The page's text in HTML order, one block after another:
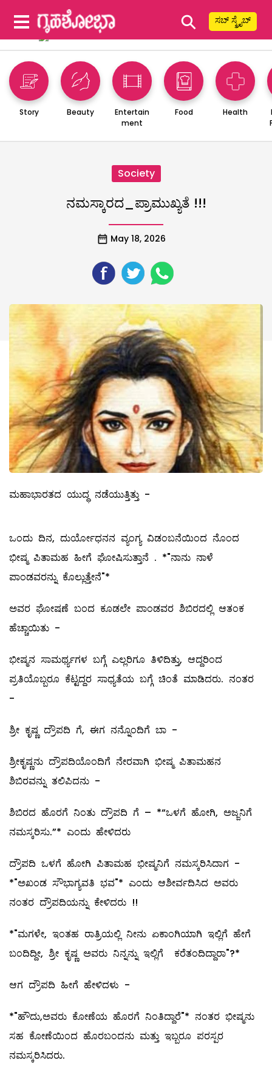
⚲ ಸಬ್ ಸ್ಕ್ರೈಬ್
Story Beauty
Entertain
ment
Food Health
Society
ನಮಸ್ಕಾರದ_ಪ್ರಾಮುಖ್ಯತೆ !!!
May 18, 2026
ಮಹಾಭಾರತದ ಯುದ್ಧ ನಡೆಯುತ್ತಿತ್ತು -
ಒಂದು ದಿನ, ದುರ್ಯೋಧನನ ವ್ಯಂಗ್ಯ ವಿಡಂಬನೆಯಿಂದ ನೊಂದ
ಭೀಷ್ಮ ಪಿತಾಮಹ ಹೀಗೆ ಘೋಷಿಸುತ್ತಾನೆ . *"ನಾನು ನಾಳೆ
ಪಾಂಡವರನ್ನು ಕೊಲ್ಲುತ್ತೇನೆ"*
ಅವರ ಘೋಷಣೆ ಬಂದ ಕೂಡಲೇ ಪಾಂಡವರ ಶಿಬಿರದಲ್ಲಿ ಆತಂಕ
ಹೆಚ್ಚಾಯಿತು -
ಭೀಷ್ಮನ ಸಾಮರ್ಥ್ಯಗಳ ಬಗ್ಗೆ ಎಲ್ಲರಿಗೂ ತಿಳಿದಿತ್ತು, ಆದ್ದರಿಂದ
ಪ್ರತಿಯೊಬ್ಬರೂ ಕೆಟ್ಟದ್ದರ ಸಾಧ್ಯತೆಯ ಬಗ್ಗೆ ಚಿಂತೆ ಮಾಡಿದರು. ನಂತರ
-
ಶ್ರೀ ಕೃಷ್ಣ ದ್ರೌಪದಿ ಗೆ, ಈಗ ನನ್ನೊಂದಿಗೆ ಬಾ -
ಶ್ರೀಕೃಷ್ಣನು ದ್ರೌಪದಿಯೊಂದಿಗೆ ನೇರವಾಗಿ ಭೀಷ್ಮ ಪಿತಾಮಹನ
ಶಿಬಿರವನ್ನು ತಲಿಪಿದನು -
ಶಿಬಿರದ ಹೊರಗೆ ನಿಂತು ದ್ರೌಪದಿ ಗೆ – *“ಒಳಗೆ ಹೋಗಿ, ಅಜ್ಜನಿಗೆ
ನಮಸ್ಕರಿಸು.”* ಎಂದು ಹೇಳಿದರು
ದ್ರೌಪದಿ ಒಳಗೆ ಹೋಗಿ ಪಿತಾಮಹ ಭೀಷ್ಮನಿಗೆ ನಮಸ್ಕರಿಸಿದಾಗ -
*"ಅಖಂಡ ಸೌಭಾಗ್ಯವತಿ ಭವ"* ಎಂದು ಆಶೀರ್ವದಿಸಿದ ಅವರು
ನಂತರ ದ್ರೌಪದಿಯನ್ನು ಕೇಳಿದರು !!
*"ಮಗಳೇ, ಇಂತಹ ರಾತ್ರಿಯಲ್ಲಿ ನೀನು ಏಕಾಂಗಿಯಾಗಿ ಇಲ್ಲಿಗೆ ಹೇಗೆ
ಬಂದಿದ್ದೀ, ಶ್ರೀ ಕೃಷ್ಣ ಅವರು ನಿನ್ನನ್ನು ಇಲ್ಲಿಗೆ ಕರೆತಂದಿದ್ದಾರಾ"?*
ಆಗ ದ್ರೌಪದಿ ಹೀಗೆ ಹೇಳಿದಳು -
*"ಹೌದು,ಅವರು ಕೋಣೆಯ ಹೊರಗೆ ನಿಂತಿದ್ದಾರೆ"* ನಂತರ ಭೀಷ್ಮನು
ಸಹ ಕೋಣೆಯಿಂದ ಹೊರಬಂದನು ಮತ್ತು ಇಬ್ಬರೂ ಪರಸ್ಪರ
ನಮಸ್ಕರಿಸಿದರು.